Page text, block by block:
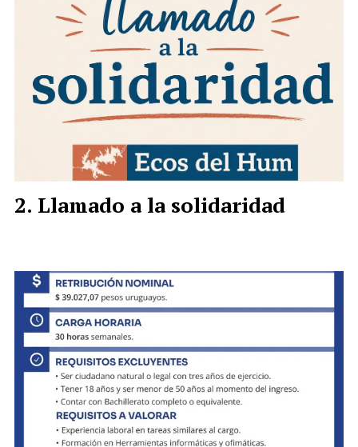
Llamado a la solidaridad